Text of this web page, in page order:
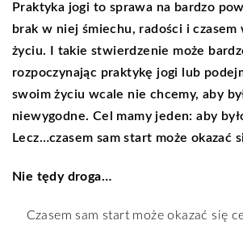
Praktyka jogi to sprawa na bardzo
brak w niej śmiechu, radości i czasem
życiu. I takie stwierdzenie może
rozpoczynając praktykę jogi lub
swoim życiu wcale nie chcemy, aby
niewygodne. Cel mamy jeden: aby
Lecz…czasem sam start może okazać
Nie tędy droga…
Czasem sam start może okazać się